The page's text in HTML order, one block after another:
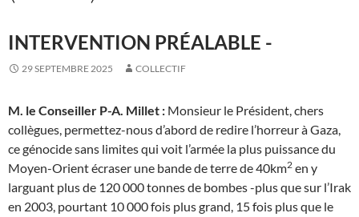
INTERVENTION PRÉALABLE -
29 SEPTEMBRE 2025 COLLECTIF
M. le Conseiller P-A. Millet : Monsieur le Président, chers
collègues, permettez-nous d’abord de redire l’horreur à Gaza,
ce génocide sans limites qui voit l’armée la plus puissance du
Moyen-Orient écraser une bande de terre de 40km2 en y
larguant plus de 120 000 tonnes de bombes -plus que sur l’Irak
en 2003, pourtant 10 000 fois plus grand, 15 fois plus que le